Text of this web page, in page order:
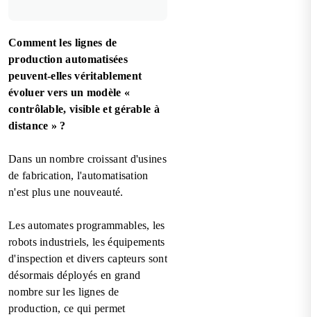
Comment les lignes de
production automatisées
peuvent-elles véritablement
évoluer vers un modèle «
contrôlable, visible et gérable à
distance » ?
Dans un nombre croissant d'usines
de fabrication, l'automatisation
n'est plus une nouveauté.
Les automates programmables, les
robots industriels, les équipements
d'inspection et divers capteurs sont
désormais déployés en grand
nombre sur les lignes de
production, ce qui permet